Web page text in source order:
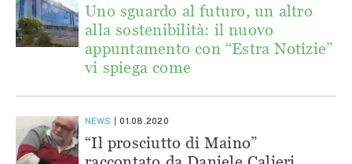
Uno sguardo al futuro, un altro
alla sostenibilità: il nuovo
appuntamento con “Estra Notizie”
vi spiega come
NEWS 01.08.2020
“Il prosciutto di Maino”